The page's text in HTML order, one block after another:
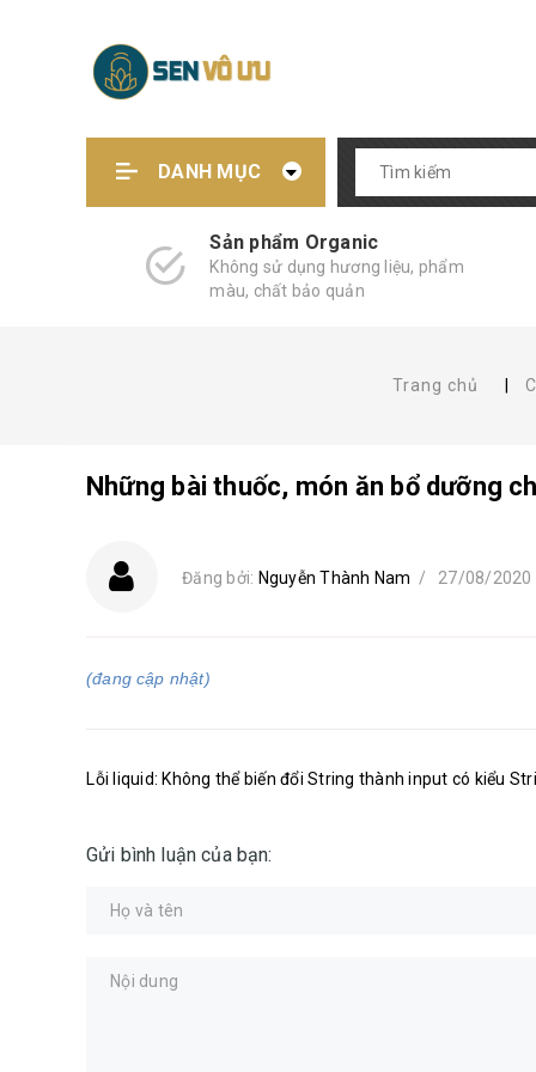
DANH MỤC
Sản phẩm Organic
Không sử dụng hương liệu, phẩm
màu, chất bảo quản
Trang chủ
Những bài thuốc, món ăn bổ dưỡng
Đăng bởi: Nguyễn Thành Nam / 27/08/2020
(đang cập nhật)
Lỗi liquid: Không thể biến đổi String thành input có kiểu
Gửi bình luận của bạn: